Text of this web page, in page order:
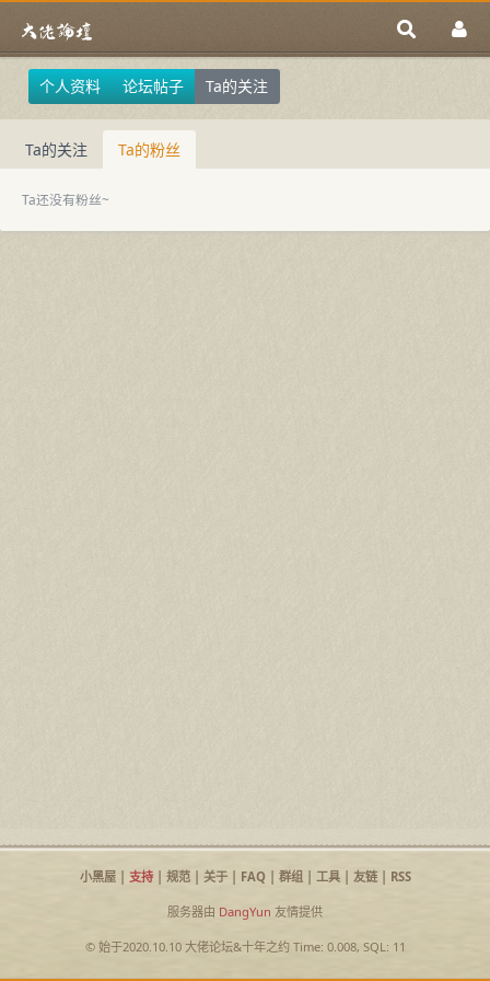
个人资料 论坛帖子 Ta的关注
Ta的关注 Ta的粉丝
Ta还没有粉丝~
小黑屋| 支持| 规范| 关于| FAQ| 群组| 工具| 友链| RSS
服务器由 DangYun 友情提供
© 始于2020.10.10 大佬论坛&十年之约Time: 0.008, SQL: 11